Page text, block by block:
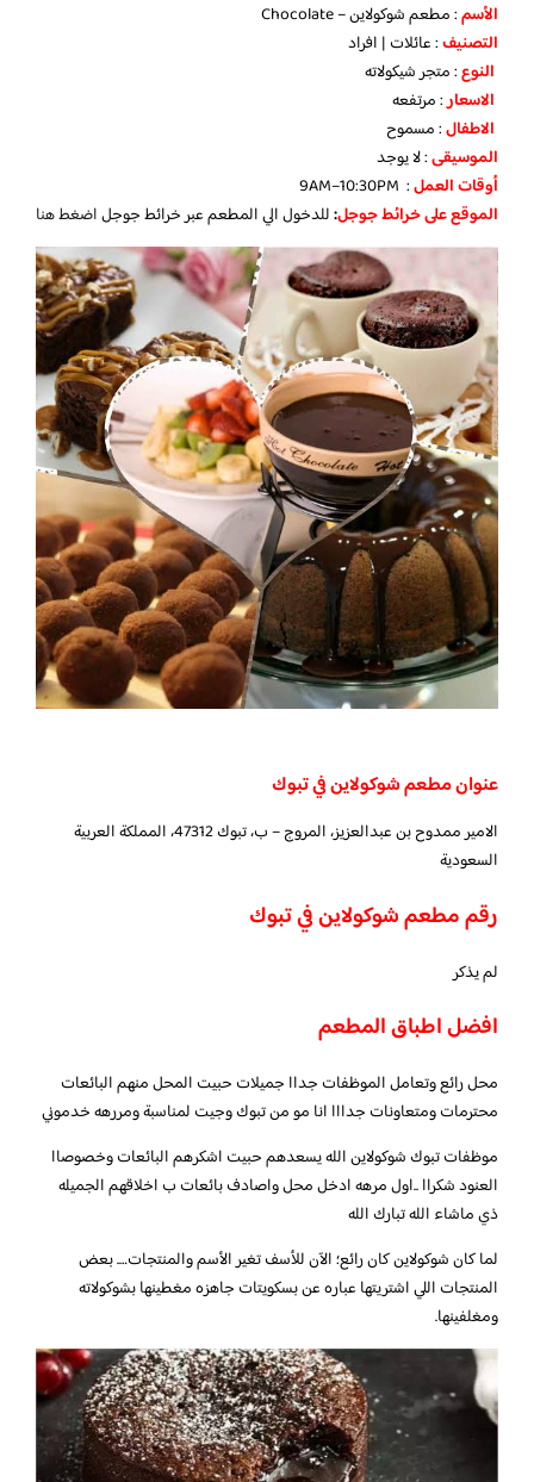
الأسم: مطعم شوكولاين – Chocolate
التصنيف: عائلات | افراد
النوع: متجر شيكولاته
الاسعار: مرتفعه
الاطفال: مسموح
الموسيقى: لا يوجد
أوقات العمل: 9AM–10:30PM
الموقع على خرائط جوجل:للدخول الي المطعم عبر خرائط جوجلاضغط هنا
عنوان مطعم شوكولاين في تبوك
الامير ممدوح بن عبدالعزيز، المروج – ب، تبوك 47312، المملكة العربية
السعودية
رقم مطعم شوكولاين في تبوك
لم يذكر
افضل اطباق المطعم
محل رائع وتعامل الموظفات جداا جميلات حبيت المحل منهم البائعات
محترمات ومتعاونات جدااا انا مو من تبوك وجيت لمناسبة ومررهه خدموني
موظفات تبوك شوكولاين الله يسعدهم حبيت اشكرهم البائعات وخصوصاا
العنود شكراا ..اول مرهه ادخل محل واصادف بائعات ب اخلاقهم الجميله
ذي ماشاء الله تبارك الله
لما كان شوكولاين كان رائع؛ الآن للأسف تغير الأسم والمنتجات…. بعض
المنتجات اللي اشتريتها عباره عن بسكويتات جاهزه مغطينها بشوكولاته
ومغلفينها.